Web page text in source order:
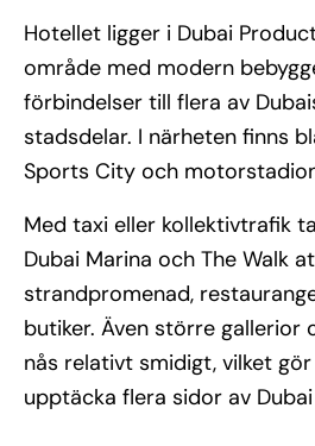
Hotellet ligger i Dubai
område med modern
förbindelser till flera av
stadsdelar. I närheten finns
Sports City och
Med taxi eller kollektivtrafik
Dubai Marina och The Walk
strandpromenad,
butiker. Även större gallerior
nås relativt smidigt, vilket
upptäcka flera sidor av